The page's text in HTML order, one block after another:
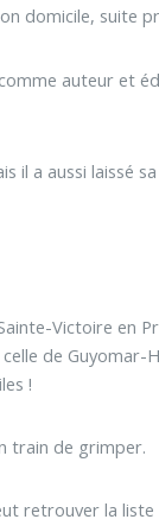
domicile, suite
auteur et
il a aussi laissé
Victoire en
de
!
train de grimper.
retrouver la